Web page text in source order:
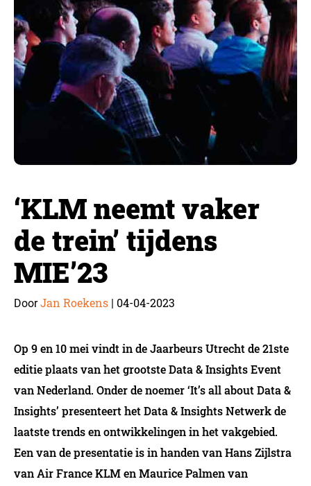
‘KLM neemt vaker
de trein’ tijdens
MIE’23
DoorJan Roekens | 04-04-2023
Op 9 en 10 mei vindt in de Jaarbeurs Utrecht de 21ste
editie plaats van het grootste Data & Insights Event
van Nederland. Onder de noemer ‘It’s all about Data &
Insights’ presenteert het Data & Insights Netwerk de
laatste trends en ontwikkelingen in het vakgebied.
Een van de presentatie is in handen van Hans Zijlstra
van Air France KLM en Maurice Palmen van